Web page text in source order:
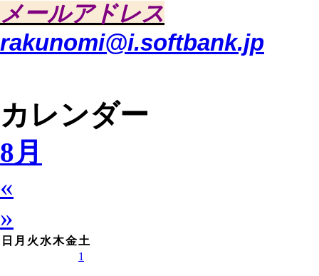
メールアドレス
rakunomi@i.softbank.jp
カレンダー
8月
«
»
日 月 火 水木金土
1